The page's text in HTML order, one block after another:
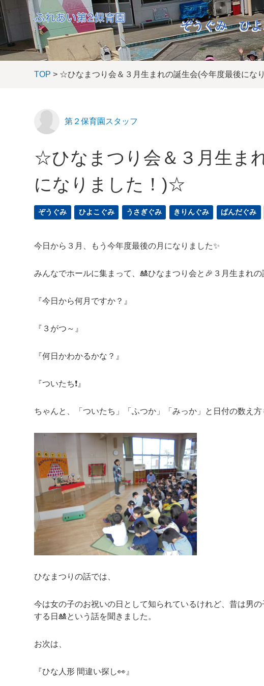
ぞうぐみ ひ
TOP > ☆ひなまつり会＆３月生まれの誕生会(今年度最後にな
第２保育園スタッフ
☆ひなまつり会＆３月生ま
になりました！)☆
ぞうぐみ ひよこぐみ うさぎぐみ きりんぐみ ぱんだぐみ
今日から３月、もう今年度最後の月になりました✨
みんなでホールに集まって、🎎ひなまつり会と🎉３月生まれの
『今日から何月ですか？』
『３がつ～』
『何日かわかるかな？』
『ついたち❗』
ちゃんと、「ついたち」「ふつか」「みっか」と日付の数え
ひなまつりの話では、
今は女の子のお祝いの日として知られているけれど、昔は男
する日🎎という話を聞きました。
お次は、
『ひな人形 間違い探し👀』